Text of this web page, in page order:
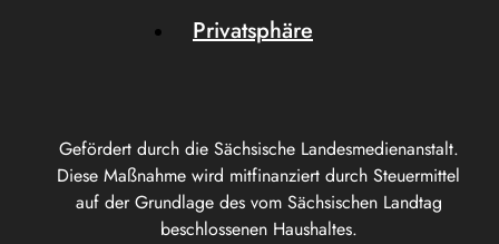
Gefördert durch die Sächsische Landesmedienanstalt.
Diese Maßnahme wird mitfinanziert durch Steuermittel
auf der Grundlage des vom Sächsischen Landtag
beschlossenen Haushaltes.
Privatsphäre